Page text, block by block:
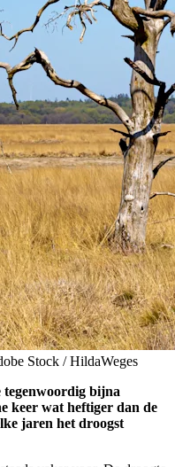
Stock / HildaWeges
tegenwoordig bijna
keer wat heftiger dan de
jaren het droogst